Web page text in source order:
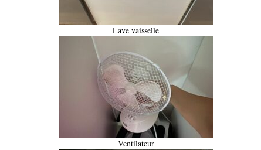
Lave vaisselle
Ventilateur